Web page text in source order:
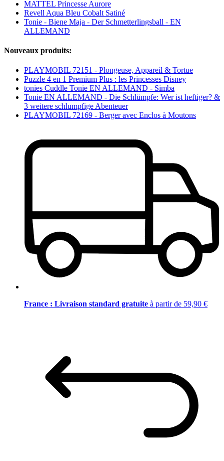
MATTEL Princesse Aurore
Revell Aqua Bleu Cobalt Satiné
Tonie - Biene Maja - Der Schmetterlingsball - EN
ALLEMAND
Nouveaux produits:
PLAYMOBIL 72151 - Plongeuse, Appareil & Tortue
Puzzle 4 en 1 Premium Plus : les Princesses Disney
tonies Cuddle Tonie EN ALLEMAND - Simba
Tonie EN ALLEMAND - Die Schlümpfe: Wer ist heftiger? &
3 weitere schlumpfige Abenteuer
PLAYMOBIL 72169 - Berger avec Enclos à Moutons
France : Livraison standard gratuite à partir de 59,90 €